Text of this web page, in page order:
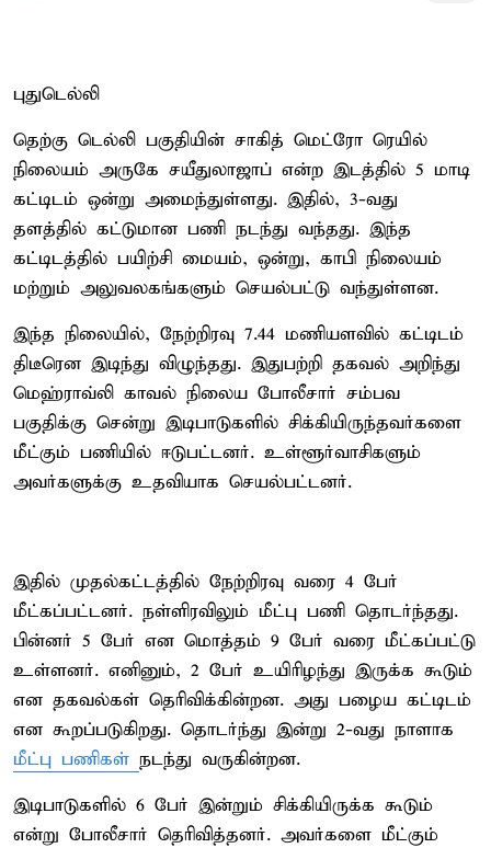
புதுடெல்லி
தெற்கு டெல்லி பகுதியின் சாகித் மெட்ரோ ரெயில்
நிலையம் அருகே சயீதுலாஜாப் என்ற இடத்தில் 5 மாடி
கட்டிடம் ஒன்று அமைந்துள்ளது. இதில், 3-வது
தளத்தில் கட்டுமான பணி நடந்து வந்தது. இந்த
கட்டிடத்தில் பயிற்சி மையம், ஒன்று, காபி நிலையம்
மற்றும் அலுவலகங்களும் செயல்பட்டு வந்துள்ளன.
இந்த நிலையில், நேற்றிரவு 7.44 மணியளவில் கட்டிடம்
திடீரென இடிந்து விழுந்தது. இதுபற்றி தகவல் அறிந்து
மெஹ்ராவ்லி காவல் நிலைய போலீசார் சம்பவ
பகுதிக்கு சென்று இடிபாடுகளில் சிக்கியிருந்தவர்களை
மீட்கும் பணியில் ஈடுபட்டனர். உள்ளூர்வாசிகளும்
அவர்களுக்கு உதவியாக செயல்பட்டனர்.
இதில் முதல்கட்டத்தில் நேற்றிரவு வரை 4 பேர்
மீட்கப்பட்டனர். நள்ளிரவிலும் மீட்பு பணி தொடர்ந்தது.
பின்னர் 5 பேர் என மொத்தம் 9 பேர் வரை மீட்கப்பட்டு
உள்ளனர். எனினும், 2 பேர் உயிரிழந்து இருக்க கூடும்
என தகவல்கள் தெரிவிக்கின்றன. அது பழைய கட்டிடம்
என கூறப்படுகிறது. தொடர்ந்து இன்று 2-வது நாளாக
மீட்பு பணிகள் நடந்து வருகின்றன.
இடிபாடுகளில் 6 பேர் இன்றும் சிக்கியிருக்க கூடும்
என்று போலீசார் தெரிவித்தனர். அவர்களை மீட்கும்